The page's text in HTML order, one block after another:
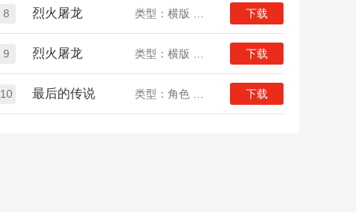
8 烈火屠龙 下载
9 烈火屠龙 下载
10 最后的传说 下载